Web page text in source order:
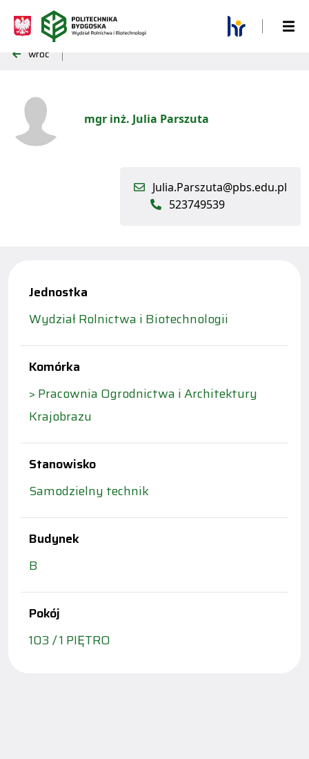
wróć
mgr inż. Julia Parszuta
Julia.Parszuta@pbs.edu.pl
523749539
Jednostka
Wydział Rolnictwa i Biotechnologii
Komórka
> Pracownia Ogrodnictwa i Architektury
Krajobrazu
Stanowisko
Samodzielny technik
Budynek
B
Pokój
103 / 1 PIĘTRO